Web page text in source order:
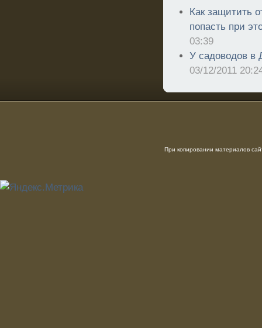
Как защитить
попасть при
03:39
У садоводов в
03/12/2011
При копировании материалов